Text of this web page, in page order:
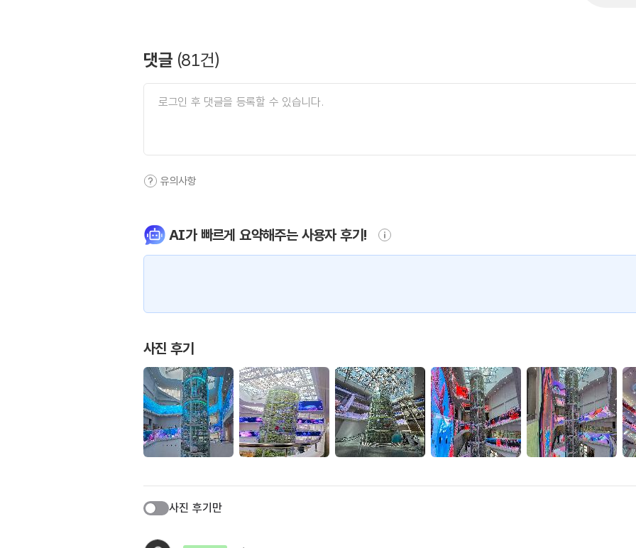
댓글 (81건)
유의사항
AI가 빠르게 요약해주는 사용자 후기!
사진 후기
사진 후기만